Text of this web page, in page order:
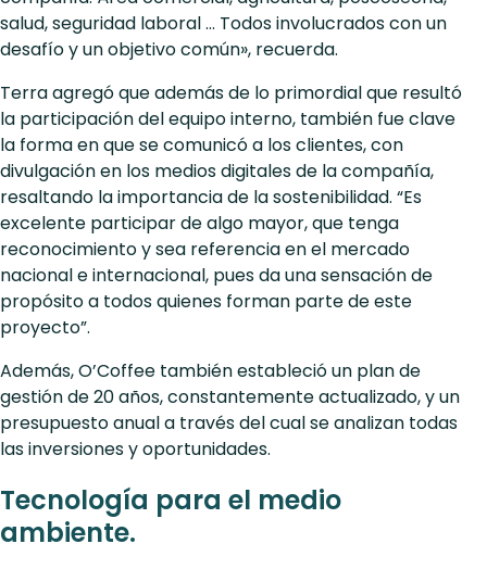
salud, seguridad laboral … Todos involucrados con un
desafío y un objetivo común», recuerda.
Terra agregó que además de lo primordial que resultó
la participación del equipo interno, también fue clave
la forma en que se comunicó a los clientes, con
divulgación en los medios digitales de la compañía,
resaltando la importancia de la sostenibilidad. “Es
excelente participar de algo mayor, que tenga
reconocimiento y sea referencia en el mercado
nacional e internacional, pues da una sensación de
propósito a todos quienes forman parte de este
proyecto”.
Además, O’Coffee también estableció un plan de
gestión de 20 años, constantemente actualizado, y un
presupuesto anual a través del cual se analizan todas
las inversiones y oportunidades.
Tecnología para el medio
ambiente.